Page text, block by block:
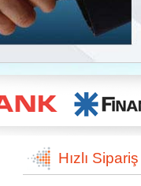
Hızlı